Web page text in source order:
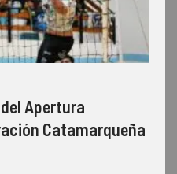
Apertura
Catamarqueña